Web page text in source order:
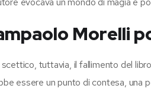
Morelli
tuttavia, il fallimento del
essere un punto di contesa, una